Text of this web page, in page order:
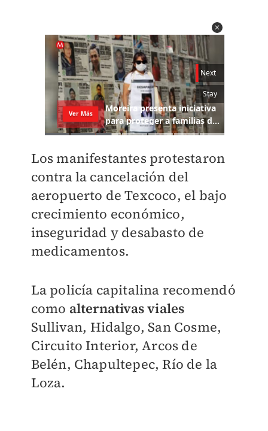
Los manifestantes protestaron
contra la cancelación del
aeropuerto de Texcoco, el bajo
crecimiento económico,
inseguridad y desabasto de
medicamentos.
La policía capitalina recomendó
como alternativas viales
Sullivan, Hidalgo, San Cosme,
Circuito Interior, Arcos de
Belén, Chapultepec, Río de la
Loza.